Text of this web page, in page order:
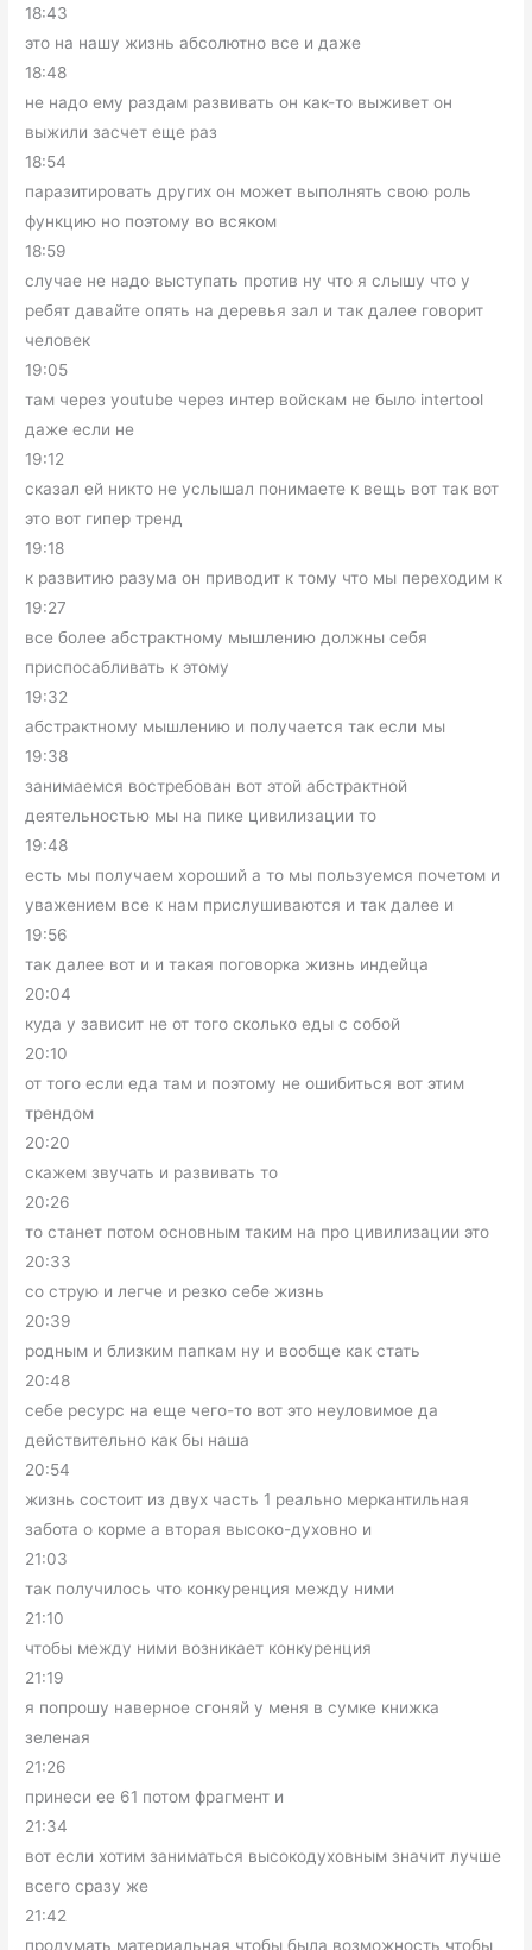
18:43
это на нашу жизнь абсолютно все и даже
18:48
не надо ему раздам развивать он как-то выживет он
выжили засчет еще раз
18:54
паразитировать других он может выполнять свою роль
функцию но поэтому во всяком
18:59
случае не надо выступать против ну что я слышу что у
ребят давайте опять на деревья зал и так далее говорит
человек
19:05
там через youtube через интер войскам не было intertool
даже если не
19:12
сказал ей никто не услышал понимаете к вещь вот так вот
это вот гипер тренд
19:18
к развитию разума он приводит к тому что мы переходим к
19:27
все более абстрактному мышлению должны себя
приспосабливать к этому
19:32
абстрактному мышлению и получается так если мы
19:38
занимаемся востребован вот этой абстрактной
деятельностью мы на пике цивилизации то
19:48
есть мы получаем хороший а то мы пользуемся почетом и
уважением все к нам прислушиваются и так далее и
19:56
так далее вот и и такая поговорка жизнь индейца
20:04
куда у зависит не от того сколько еды с собой
20:10
от того если еда там и поэтому не ошибиться вот этим
трендом
20:20
скажем звучать и развивать то
20:26
то станет потом основным таким на про цивилизации это
20:33
со струю и легче и резко себе жизнь
20:39
родным и близким папкам ну и вообще как стать
20:48
себе ресурс на еще чего-то вот это неуловимое да
действительно как бы наша
20:54
жизнь состоит из двух часть 1 реально меркантильная
забота о корме а вторая высоко-духовно и
21:03
так получилось что конкуренция между ними
21:10
чтобы между ними возникает конкуренция
21:19
я попрошу наверное сгоняй у меня в сумке книжка
зеленая
21:26
принеси ее 61 потом фрагмент и
21:34
вот если хотим заниматься высокодуховным значит лучше
всего сразу же
21:42
продумать материальная чтобы была возможность чтобы